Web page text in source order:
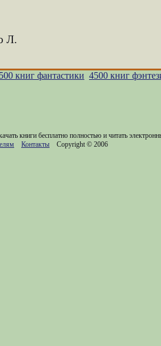
Л.
книг фантастики 4500 книг
книги бесплатно полностью и читать
Контакты Copyright © 2006